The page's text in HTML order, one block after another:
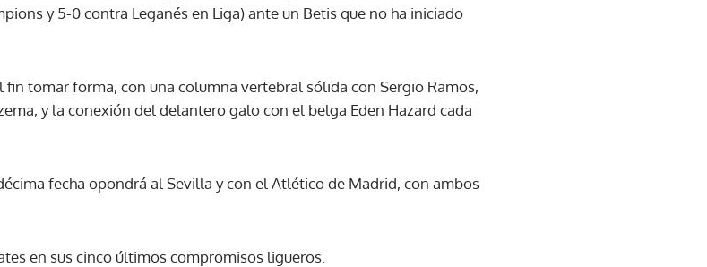
por suscribirte a nuestro boletín.
y 5-0 contra Leganés en Liga) ante un Betis que no ha iniciado
fin tomar forma, con una columna vertebral sólida con Sergio Ramos,
y la conexión del delantero galo con el belga Eden Hazard cada
fecha opondrá al Sevilla y con el Atlético de Madrid, con ambos
en sus cinco últimos compromisos ligueros.